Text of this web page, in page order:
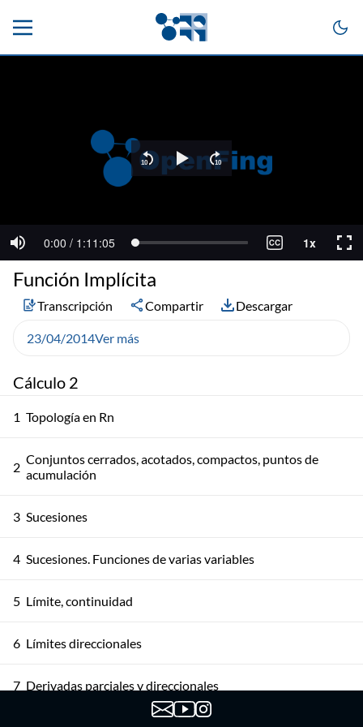
Cálculo 2
1 Topología en Rn
2 Conjuntos cerrados, acotados, compactos, puntos de
acumulación
3 Sucesiones
4 Sucesiones. Funciones de varias variables
5 Límite, continuidad
6 Límites direccionales
7 Derivadas parciales y direccionales
Función Implícita
Transcripción Compartir Descargar
23/04/2014Ver más